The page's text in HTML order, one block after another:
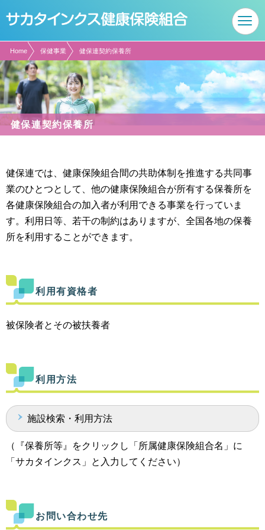
Home 保健事業 健保連契約保養所
健保連契約保養所
健保連では、健康保険組合間の共助体制を推進する共同事
業のひとつとして、他の健康保険組合が所有する保養所を
各健康保険組合の加入者が利用できる事業を行っていま
す。利用日等、若干の制約はありますが、全国各地の保養
所を利用することができます。
利用有資格者
被保険者とその被扶養者
利用方法
施設検索・利用方法
（『保養所等』をクリックし「所属健康保険組合名」に
「サカタインクス」と入力してください）
お問い合わせ先